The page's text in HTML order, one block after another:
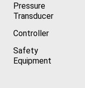
Pressure
Transducer
Controller
Safety
Equipment